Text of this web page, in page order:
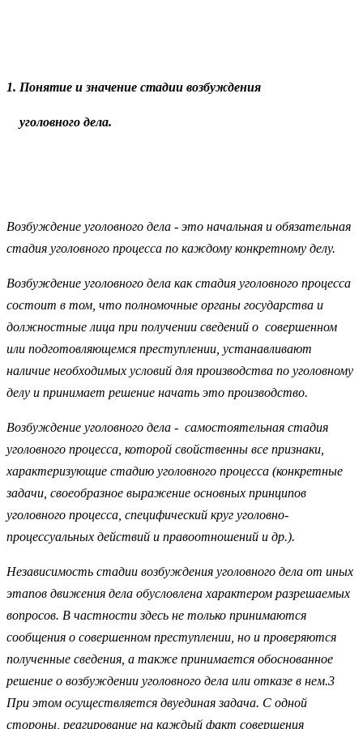
1. Понятие и значение стадии возбуждения
уголовного дела.
Возбуждение уголовного дела - это начальная и обязательная
стадия уголовного процесса по каждому конкретному делу.
Возбуждение уголовного дела как стадия уголовного процесса
состоит в том, что полномочные органы государства и
должностные лица при получении сведений о совершенном
или подготовляющемся преступлении, устанавливают
наличие необходимых условий для производства по уголовному
делу и принимает решение начать это производство.
Возбуждение уголовного дела - самостоятельная стадия
уголовного процесса, которой свойственны все признаки,
характеризующие стадию уголовного процесса (конкретные
задачи, своеобразное выражение основных принципов
уголовного процесса, специфический круг уголовно-
процессуальных действий и правоотношений и др.).
Независимость стадии возбуждения уголовного дела от иных
этапов движения дела обусловлена характером разрешаемых
вопросов. В частности здесь не только принимаются
сообщения о совершенном преступлении, но и проверяются
полученные сведения, а также принимается обоснованное
решение о возбуждении уголовного дела или отказе в нем.3
При этом осуществляется двуединая задача. С одной
стороны, реагирование на каждый факт совершения